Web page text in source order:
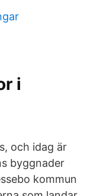
i
och idag är
byggnader
kommun